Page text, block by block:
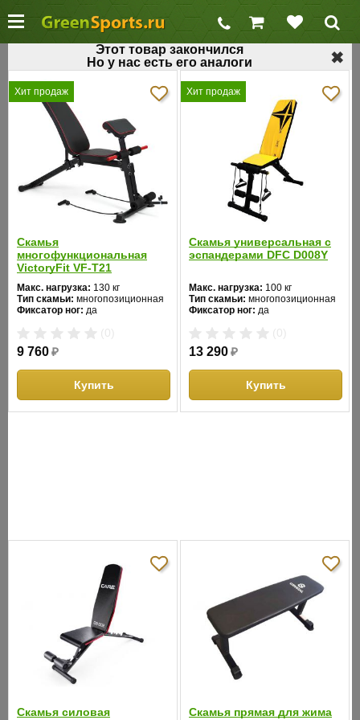
Этот товар закончился
Но у нас есть его аналоги
✖
Хит продаж
Скамья
многофункциональная
VictoryFit VF-T21
Макс. нагрузка: 130 кг
Тип скамьи: многопозиционная
Фиксатор ног: да
9 760₽
Купить
Хит продаж
Скамья универсальная с
эспандерами DFC D008Y
Макс. нагрузка: 100 кг
Тип скамьи: многопозиционная
Фиксатор ног: да
13 290₽
Купить
Cкамья силовая
Скамья прямая для жима
←Универсальные скамьи
Универсальная скамья AeroFit IFUB
Код товара: 564
Хит продаж